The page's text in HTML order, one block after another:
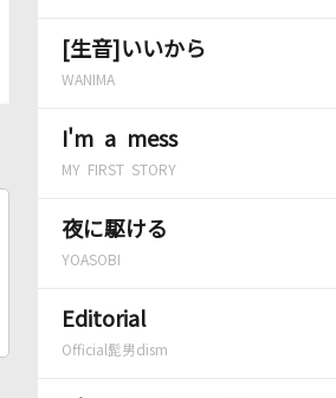
[生音]いいから
WANIMA
I'm a mess
MY FIRST STORY
夜に駆ける
YOASOBI
Editorial
Official髭男dism